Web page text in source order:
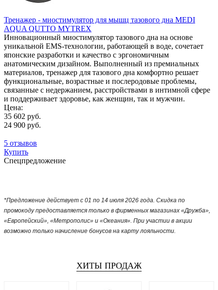
Тренажер - миостимулятор для мышц тазового дна MEDI
AQUA QUTTO MYTREX
Инновационный миостимулятор тазового дна на основе
уникальной EMS-технологии, работающей в воде, сочетает
японские разработки и качество с эргономичным
анатомическим дизайном. Выполненный из премиальных
материалов, тренажер для тазового дна комфортно решает
функциональные, возрастные и послеродовые проблемы,
связанные с недержанием, расстройствами в интимной сфере
и поддерживает здоровье, как женщин, так и мужчин.
Цена:
35 602 руб.
24 900 руб.
5 отзывов
Купить
Спецпредложение
*Предложение действует с 01 по 14 июля 2026 года. Скидка по
промокоду предоставляется только в фирменных магазинах «Дружба»,
«Европейский», «Метрополис» и «Океания». При участии в акции
возможно только начисление бонусов на карту лояльности.
ХИТЫ ПРОДАЖ